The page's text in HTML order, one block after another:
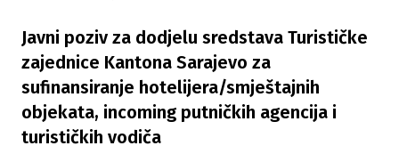
Javni poziv za dodjelu sredstava Turističke
zajednice Kantona Sarajevo za
sufinansiranje hotelijera/smještajnih
objekata, incoming putničkih agencija i
turističkih vodiča